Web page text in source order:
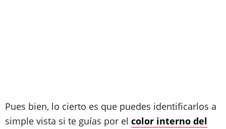
Pues bien, lo cierto es que puedes identificarlos a
simple vista si te guías por el color interno del